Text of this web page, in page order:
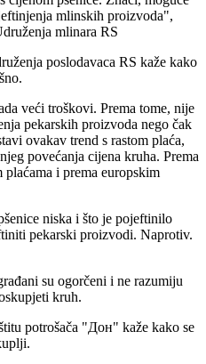
mlinskih proizvoda",
mlinara RS
poslodavaca RS kaže kako
veći troškovi. Prema tome, nije
pekarskih proizvoda nego čak
ovakav trend s rastom plaća,
povećanja cijena kruha. Prema
i prema europskim
niska i što je pojeftinilo
pekarski proizvodi. Naprotiv.
su ogorčeni i ne razumiju
kruh.
potrošača "Дон" kaže kako se